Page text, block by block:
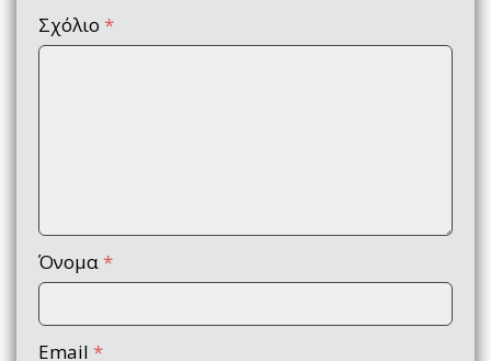
Σχόλιο *
Όνομα *
Email *